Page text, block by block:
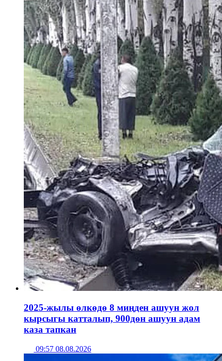
2025-жылы өлкөдө 8 миңден ашуун жол
кырсыгы катталып, 900дөн ашуун адам
каза тапкан
09:57 08.08.2026